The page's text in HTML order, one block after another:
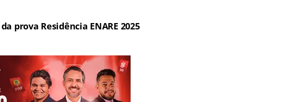
prova Residência ENARE 2025